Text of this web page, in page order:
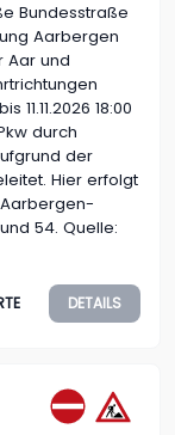
Bundesstraße
Aarbergen
Aar und
18:00
durch
der
Hier erfolgt
54. Quelle:
DETAILS